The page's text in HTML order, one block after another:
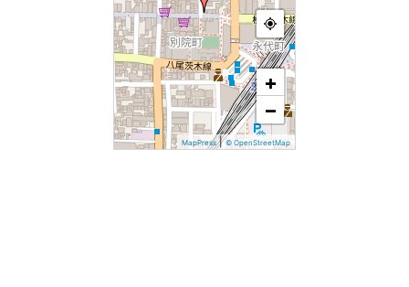
+
−
MapPress|© OpenStreetMap